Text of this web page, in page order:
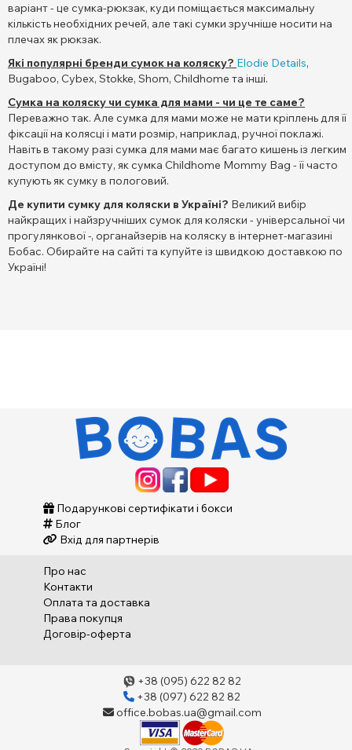
варіант - це сумка-рюкзак, куди поміщається максимальну
кількість необхідних речей, але такі сумки зручніше носити на
плечах як рюкзак.
Які популярні бренди сумок на коляску? Elodie Details,
Bugaboo, Cybex, Stokke, Shom, Childhome та інші.
Сумка на коляску чи сумка для мами - чи це те саме?
Переважно так. Але сумка для мами може не мати кріплень для її
фіксації на колясці і мати розмір, наприклад, ручної поклажі.
Навіть в такому разі сумка для мами має багато кишень із легким
доступом до вмісту, як сумка Childhome Mommy Bag - її часто
купують як сумку в пологовий.
Де купити сумку для коляски в Україні? Великий вибір
найкращих і найзручніших сумок для коляски - універсальної чи
прогулянкової -, органайзерів на коляску в інтернет-магазині
Бобас. Обирайте на сайті та купуйте із швидкою доставкою по
Україні!
Подарункові сертифікати і бокси
Блог
Вхід для партнерів
Про нас
Контакти
Оплата та доставка
Права покупця
Договір-оферта
+38 (095) 622 82 82
+38 (097) 622 82 82
office.bobas.ua@gmail.com